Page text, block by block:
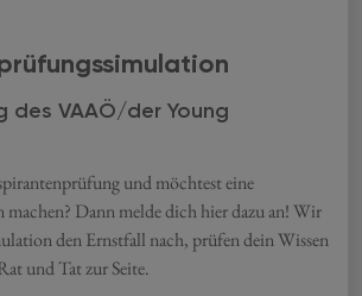
des VAAÖ/der Young
und möchtest eine
Dann melde dich hier dazu an! Wir
den Ernstfall nach, prüfen dein Wissen
und Tat zur Seite.